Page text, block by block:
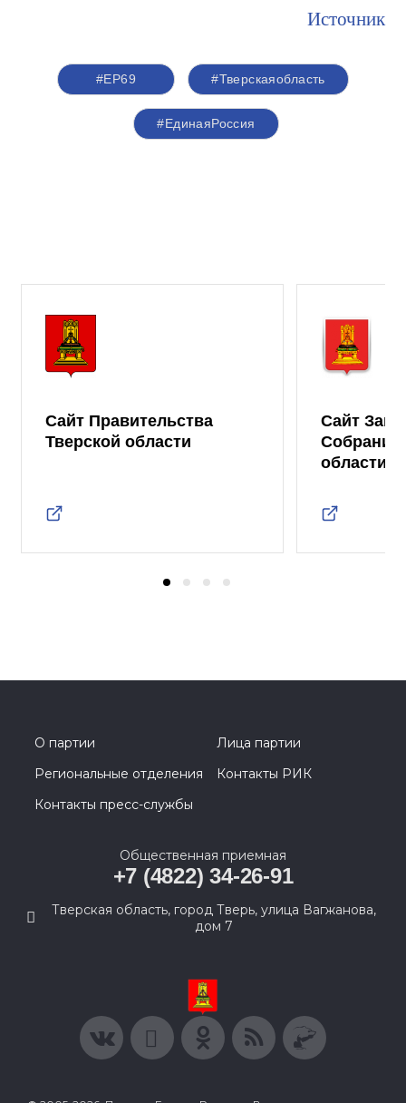
Источник
#ЕР69 #Тверскаяобласть
#ЕдинаяРоссия
Сайт Правительства
Тверской области
Сайт
Собрания
области
О партии
Лица партии
Региональные отделения
Контакты РИК
Контакты пресс-службы
Общественная приемная
+7 (4822) 34-26-91
Тверская область, город Тверь, улица Вагжанова,
дом 7